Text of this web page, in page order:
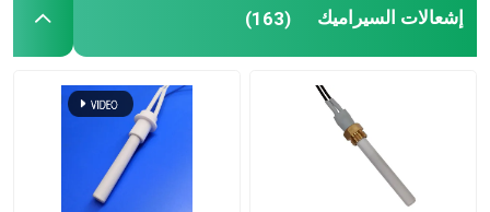
إشعالات السيراميك (163)